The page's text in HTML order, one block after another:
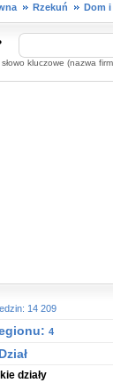
Rzekuń Dom
słowo kluczowe (nazwa
14 209
4
działy